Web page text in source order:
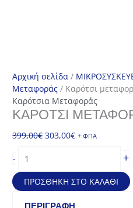
Αρχική σελίδα /
Μεταφοράς / Καρότσι
Καρότσια Μεταφοράς
ΚΑΡΌΤΣΙ
399,00€ Original
399,00€.
303,00€Η
είναι:
303,00€.
+ ΦΠΑ
-
μεταφοράς
150kg
ποσότητα
+
ΠΡΟΣΘΉΚΗ ΣΤΟ ΚΑΛΆΘΙ